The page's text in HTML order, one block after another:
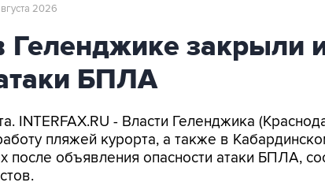
2026
закрыли
БПЛА
INTERFAX.RU - Власти Геленджика
пляжей курорта, а также в
после объявления опасности атаки БПЛА,